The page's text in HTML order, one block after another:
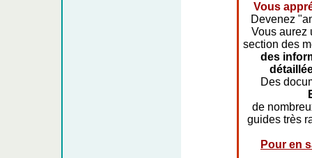
Vous
Devenez
Vous aurez
section des
des
Des
de
guides très
Pour en